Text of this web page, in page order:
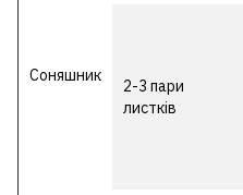
Соняшник
2-3 пари
листків